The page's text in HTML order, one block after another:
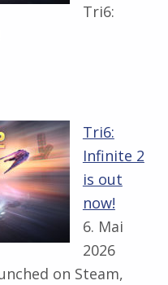
Tri6:
Tri6:
Infinite 2
is out
now!
6. Mai
2026
on Steam,